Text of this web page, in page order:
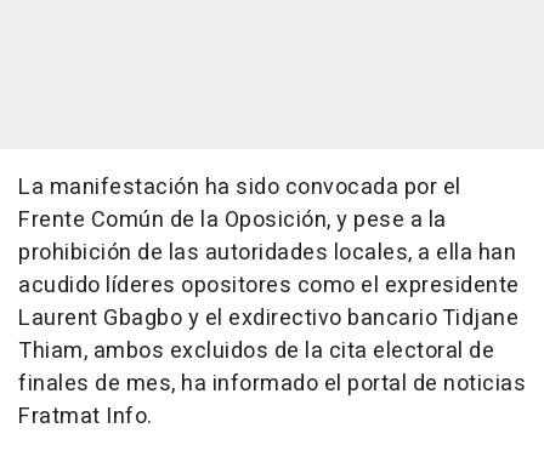
La manifestación ha sido convocada por el
Frente Común de la Oposición, y pese a la
prohibición de las autoridades locales, a ella han
acudido líderes opositores como el expresidente
Laurent Gbagbo y el exdirectivo bancario Tidjane
Thiam, ambos excluidos de la cita electoral de
finales de mes, ha informado el portal de noticias
Fratmat Info.